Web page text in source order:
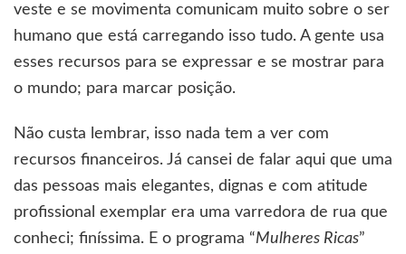
veste e se movimenta comunicam muito sobre o ser
humano que está carregando isso tudo. A gente usa
esses recursos para se expressar e se mostrar para
o mundo; para marcar posição.
Não custa lembrar, isso nada tem a ver com
recursos financeiros. Já cansei de falar aqui que uma
das pessoas mais elegantes, dignas e com atitude
profissional exemplar era uma varredora de rua que
conheci; finíssima. E o programa “Mulheres Ricas”